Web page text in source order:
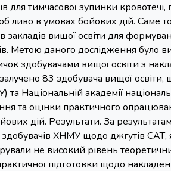
для тимчасової зупинки
ливо в умовах бойових дій. Саме
закладів вищої освіти для
Метою даного дослідження було
здобувачами вищої освіти з
83 здобувача вищої
та Національній академії
та оцінки практичного
дій. Результати. За
здобувачів ХНМУ щодо джгутів
не високий рівень
підготовки щодо